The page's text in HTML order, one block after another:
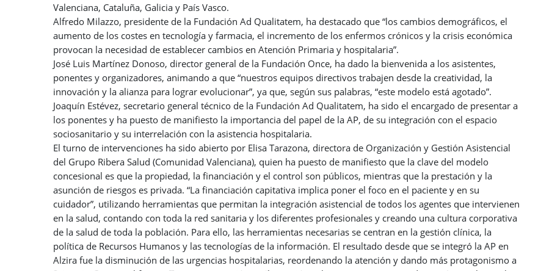
Valenciana, Cataluña, Galicia y País Vasco.
Alfredo Milazzo, presidente de la Fundación Ad Qualitatem, ha destacado que “los cambios demográficos, el
aumento de los costes en tecnología y farmacia, el incremento de los enfermos crónicos y la crisis económica
provocan la necesidad de establecer cambios en Atención Primaria y hospitalaria”.
José Luis Martínez Donoso, director general de la Fundación Once, ha dado la bienvenida a los asistentes,
ponentes y organizadores, animando a que “nuestros equipos directivos trabajen desde la creatividad, la
innovación y la alianza para lograr evolucionar”, ya que, según sus palabras, “este modelo está agotado”.
Joaquín Estévez, secretario general técnico de la Fundación Ad Qualitatem, ha sido el encargado de presentar a
los ponentes y ha puesto de manifiesto la importancia del papel de la AP, de su integración con el espacio
sociosanitario y su interrelación con la asistencia hospitalaria.
El turno de intervenciones ha sido abierto por Elisa Tarazona, directora de Organización y Gestión Asistencial
del Grupo Ribera Salud (Comunidad Valenciana), quien ha puesto de manifiesto que la clave del modelo
concesional es que la propiedad, la financiación y el control son públicos, mientras que la prestación y la
asunción de riesgos es privada. “La financiación capitativa implica poner el foco en el paciente y en su
cuidador”, utilizando herramientas que permitan la integración asistencial de todos los agentes que intervienen
en la salud, contando con toda la red sanitaria y los diferentes profesionales y creando una cultura corporativa
de la salud de toda la población. Para ello, las herramientas necesarias se centran en la gestión clínica, la
política de Recursos Humanos y las tecnologías de la información. El resultado desde que se integró la AP en
Alzira fue la disminución de las urgencias hospitalarias, reordenando la atención y dando más protagonismo a